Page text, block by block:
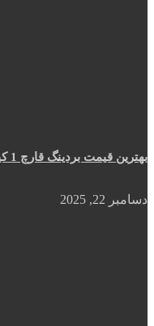
بهترین قیمت بردینگ قارچ 1 کیلویی در آذر ۱۴۰۴
دسامبر 22, 2025